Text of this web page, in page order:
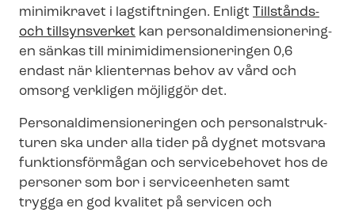
minimikravet i lagstiftningen. Enligt Tillstånds-
och tillsynsverket kan per­so­nal­di­men­sio­ne­ring­
en sänkas till mi­ni­mi­di­men­sio­ne­ring­en 0,6
endast när klienternas behov av vård och
omsorg verkligen möjliggör det.
Per­so­nal­di­men­sio­ne­ring­en och per­so­nal­struk­
tu­ren ska under alla tider på dygnet motsvara
funktionsförmågan och servicebehovet hos de
personer som bor i serviceenheten samt
trygga en god kvalitet på servicen och